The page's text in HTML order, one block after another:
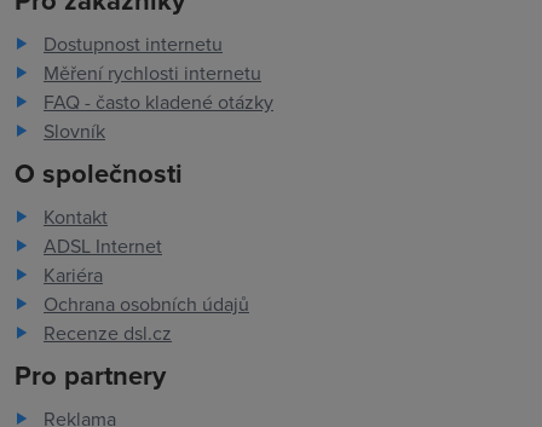
Dostupnost internetu
Měření rychlosti internetu
FAQ - často kladené otázky
Slovník
O společnosti
Kontakt
ADSL Internet
Kariéra
Ochrana osobních údajů
Recenze dsl.cz
Pro partnery
Reklama